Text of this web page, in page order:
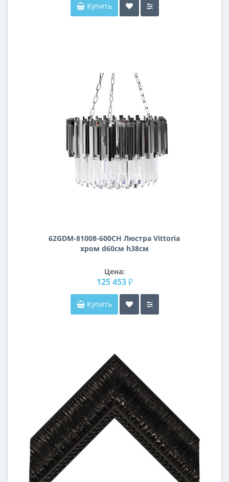
Купить
62GDM-81008-600CH Люстра Vittoria
хром d60см h38см
Цена:
125 453 ₽
Купить